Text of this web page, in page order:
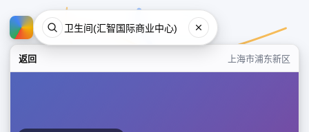
返回 上海市浦东新区